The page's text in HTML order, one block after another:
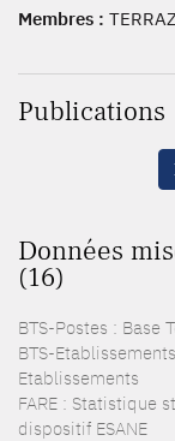
Membres :
Publications
Données
(16)
BTS-Postes : Base
BTS-
Etablissements
FARE : Statistique
dispositif ESANE